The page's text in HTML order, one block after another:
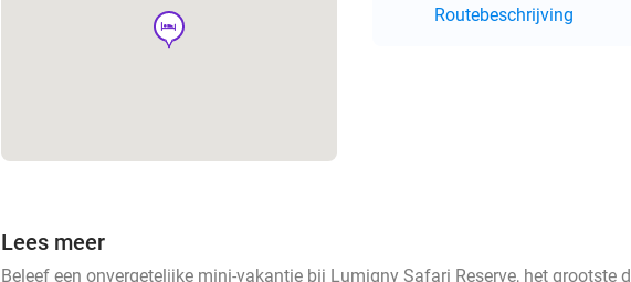
hotel
Routebeschrijving
Lees meer
Beleef een onvergetelijke mini-vakantie bij Lumigny Safari Reserve, het grootste